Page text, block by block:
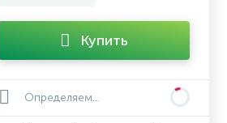
Купить
Определяем...